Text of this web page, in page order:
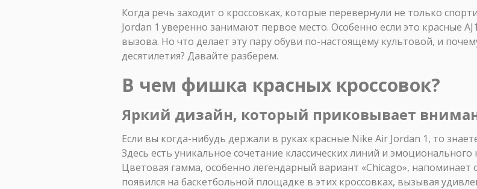
Когда речь заходит о кроссовках, которые перевернули не только
Jordan 1 уверенно занимают первое место. Особенно если это красные
вызова. Но что делает эту пару обуви по-настоящему культовой, и
десятилетия? Давайте разберем.
В чем фишка красных кроссовок?
Яркий дизайн, который приковывает
Если вы когда-нибудь держали в руках красные Nike Air Jordan 1, то
Здесь есть уникальное сочетание классических линий и
Цветовая гамма, особенно легендарный вариант «Chicago»,
появился на баскетбольной площадке в этих кроссовках, вызывая